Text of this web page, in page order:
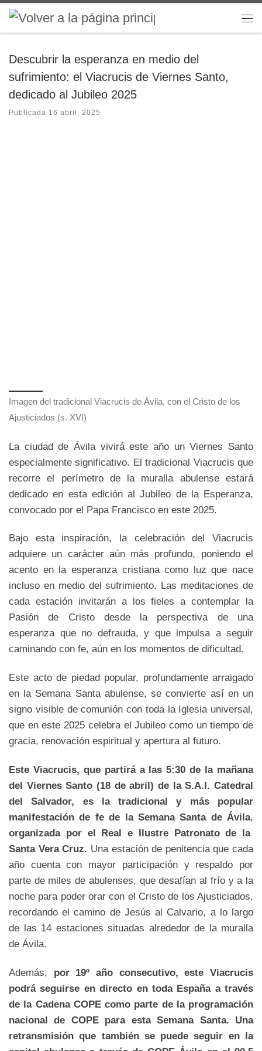
Saltar al contenido
Descubrir la esperanza en medio del
sufrimiento: el Viacrucis de Viernes Santo,
dedicado al Jubileo 2025
Publicada 16 abril, 2025
Imagen del tradicional Viacrucis de Ávila, con el Cristo de los
Ajusticiados (s. XVI)
La ciudad de Ávila vivirá este año un Viernes Santo
especialmente significativo. El tradicional Viacrucis que
recorre el perímetro de la muralla abulense estará
dedicado en esta edición al Jubileo de la Esperanza,
convocado por el Papa Francisco en este 2025.
Bajo esta inspiración, la celebración del Viacrucis
adquiere un carácter aún más profundo, poniendo el
acento en la esperanza cristiana como luz que nace
incluso en medio del sufrimiento. Las meditaciones de
cada estación invitarán a los fieles a contemplar la
Pasión de Cristo desde la perspectiva de una
esperanza que no defrauda, y que impulsa a seguir
caminando con fe, aún en los momentos de dificultad.
Este acto de piedad popular, profundamente arraigado
en la Semana Santa abulense, se convierte así en un
signo visible de comunión con toda la Iglesia universal,
que en este 2025 celebra el Jubileo como un tiempo de
gracia, renovación espiritual y apertura al futuro.
Este Viacrucis, que partirá a las 5:30 de la mañana
del Viernes Santo (18 de abril) de la S.A.I. Catedral
del Salvador, es la tradicional y más popular
manifestación de fe de la Semana Santa de Ávila,
organizada por el Real e Ilustre Patronato de la
Santa Vera Cruz. Una estación de penitencia que cada
año cuenta con mayor participación y respaldo por
parte de miles de abulenses, que desafían al frío y a la
noche para poder orar con el Cristo de los Ajusticiados,
recordando el camino de Jesús al Calvario, a lo largo
de las 14 estaciones situadas alrededor de la muralla
de Ávila.
Además, por 19º año consecutivo, este Viacrucis
podrá seguirse en directo en toda España a través
de la Cadena COPE como parte de la programación
nacional de COPE para esta Semana Santa. Una
retransmisión que también se puede seguir en la